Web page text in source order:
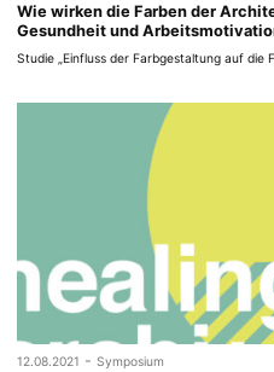
Wie wirken die Farben der
Gesundheit und
Studie „Einfluss der Farbgestaltung auf die
12.08.2021 - Symposium